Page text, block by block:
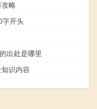
略
字开头
出处是哪里
识内容